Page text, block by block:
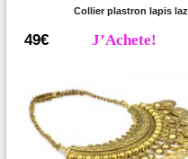
Collier plastron lapis
49€ J’Achete!